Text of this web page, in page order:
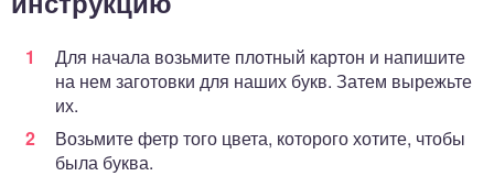
Для начала возьмите плотный картон и напишите
на нем заготовки для наших букв. Затем вырежьте
их.
Возьмите фетр того цвета, которого хотите, чтобы
была буква.